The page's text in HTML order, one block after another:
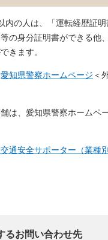
の人は、「運転経歴証
の身分証明書ができる他
きます。
愛知県警察ホームページ ＜
は、愛知県警察ホームペ
通安全サポーター（業種別
るお問い合わせ先